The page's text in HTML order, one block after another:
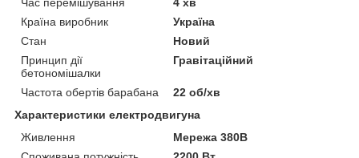
Країна виробник
Україна
Стан
Новий
Принцип дії
бетономішалки
Гравітаційний
Частота обертів барабана
22 об/хв
Характеристики електродвигуна
Живлення
Мережа 380В